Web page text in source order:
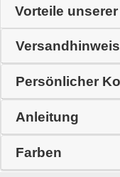
Vorteile
Persönlicher
Anleitung
Farben